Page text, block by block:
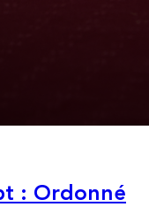
: Ordonné